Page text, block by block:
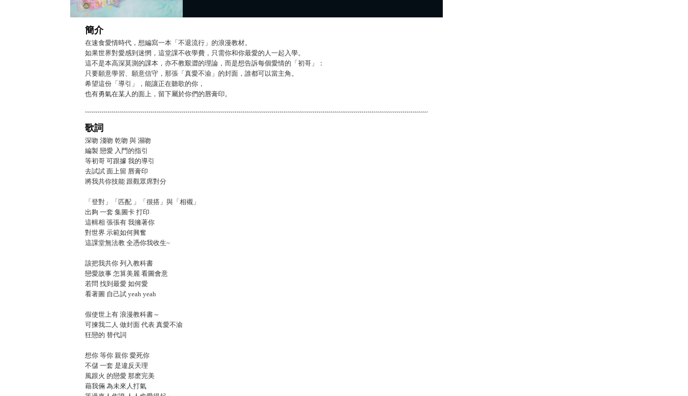
簡介
在速食愛情時代，想編寫一本「不退流行」的浪漫教材。
如果世界對愛感到迷惘，這堂課不收學費，只需你和你最愛的人一起入學。
這不是本高深莫測的課本，亦不教艱澀的理論，而是想告訴每個愛情的「初哥」：
只要願意學習、願意信守，那張「真愛不渝」的封面，誰都可以當主角。
希望這份「導引」，能讓正在聽歌的你，
也有勇氣在某人的面上，留下屬於你們的唇膏印。
歌詞
深吻 淺吻 乾吻 與 濕吻
編製 戀愛 入門的指引
等初哥 可跟據 我的導引
去試試 面上留 唇膏印
將我共你技能 跟觀眾席對分
「登對」「匹配 」「很搭」與「相襯」
出夠 一套 集圖卡 打印
這輯相 張張有 我擁著你
對世界 示範如何興奮
這課堂無法教 全憑你我收生~
該把我共你 列入教科書
戀愛故事 怎算美麗 看圖會意
若問 找到最愛 如何愛
看著圖 自己試 yeah yeah
假使世上有 浪漫教科書～
可揀我二人 做封面 代表 真愛不渝
狂戀的 替代詞
想你 等你 親你 愛死你
不儲 一套 是違反天理
風跟火 的戀愛 那麽完美
藉我倆 為未來人打氣